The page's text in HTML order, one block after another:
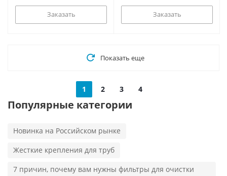
Заказать Заказать
Показать еще
1 2 3 4
Популярные категории
Новинка на Российском рынке
Жесткие крепления для труб
7 причин, почему вам нужны фильтры для очистки